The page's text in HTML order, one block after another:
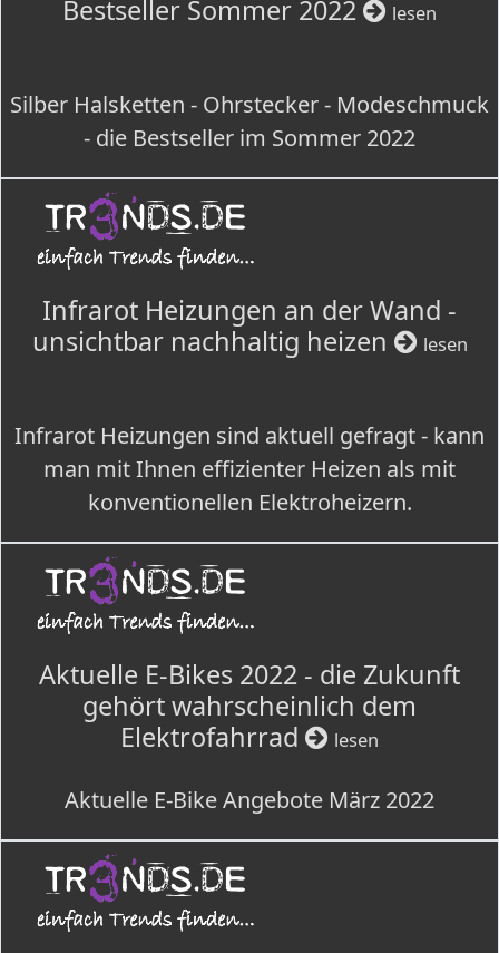
Bestseller Sommer 2022 lesen
Silber Halsketten - Ohrstecker - Modeschmuck
- die Bestseller im Sommer 2022
Infrarot Heizungen an der Wand -
unsichtbar nachhaltig heizen
lesen
Infrarot Heizungen sind aktuell gefragt - kann
man mit Ihnen effizienter Heizen als mit
konventionellen Elektroheizern.
Aktuelle E-Bikes 2022 - die Zukunft
gehört wahrscheinlich dem
Elektrofahrrad
lesen
Aktuelle E-Bike Angebote März 2022